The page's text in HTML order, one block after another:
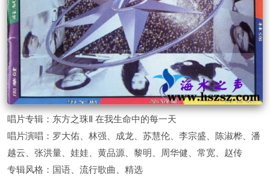
唱片专辑：东方之珠Ⅱ 在我生命中的每一天
唱片演唱：罗大佑、林强、成龙、苏慧伦、李宗盛、陈淑桦、潘
越云、张洪量、娃娃、黄品源、黎明、周华健、常宽、赵传
专辑风格：国语、流行歌曲、精选